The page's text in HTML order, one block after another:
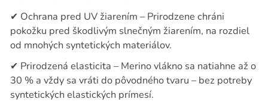
✔ Ochrana pred UV žiarením – Prirodzene chráni
pokožku pred škodlivým slnečným žiarením, na rozdiel
od mnohých syntetických materiálov.
✔ Prirodzená elasticita – Merino vlákno sa natiahne až o
30 % a vždy sa vráti do pôvodného tvaru – bez potreby
syntetických elastických prímesí.